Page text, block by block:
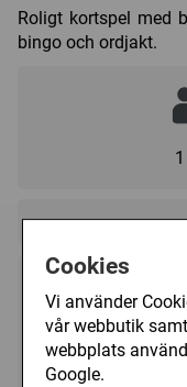
Cookies
Vi använder
vår webbutik
webbplats
Google.
Roligt kortspel med
bingo och ordjakt.
45 kr
Ej tillgänglig